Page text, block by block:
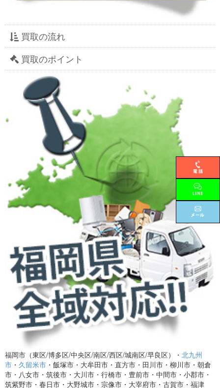
買取の流れ
買取のポイント
福岡市（東区/博多区/中央区/南区/西区/城南区/早良区）・ 北九州
市 ・ 久留米市 ・飯塚市・大牟田市・直方市・田川市・柳川市・朝倉
市・八女市・筑後市・大川市・行橋市・豊前市・中間市・小郡市・
筑紫野市・春日市・大野城市・宗像市・大宰府市・古賀市・福津